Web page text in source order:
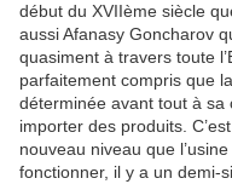
début du XVIIème siècle
aussi Afanasy Goncharov
quasiment à travers toute
parfaitement compris que
déterminée avant tout à sa
importer des produits.
nouveau niveau que
fonctionner, il y a un demi-